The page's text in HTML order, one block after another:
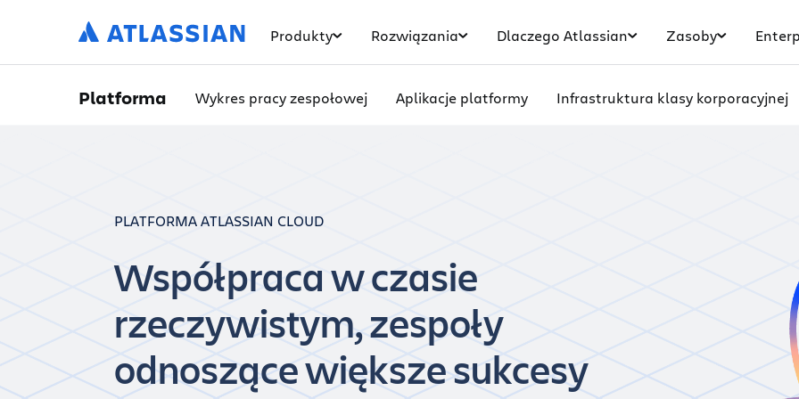
Produkty Rozwiązania Dlaczego Atlassian Zasoby
Platforma Wykres pracy zespołowej Aplikacje platformy Infrastruktura klasy korporacyjnej
PLATFORMA ATLASSIAN CLOUD
Współpraca w czasie
rzeczywistym, zespoły
odnoszące większe sukcesy